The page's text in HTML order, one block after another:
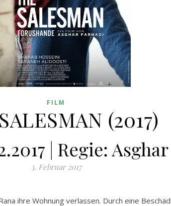
FILM
(2017)
| Regie:
3. Februar 2017
ihre Wohnung verlassen. Durch eine